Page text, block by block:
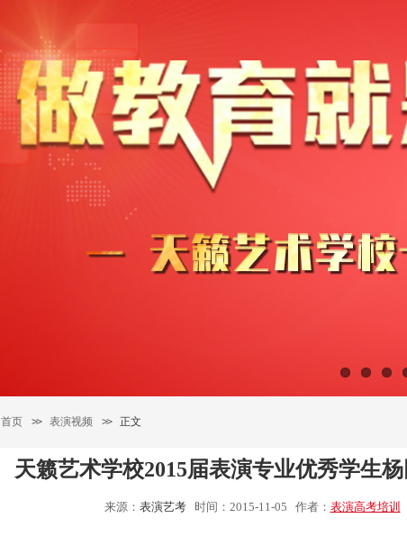
首页 >> 表演视频 >> 正文
天籁艺术学校2015届表演专业优秀学生
来源： 表演艺考 时间：2015-11-05 作者： 表演高考培训